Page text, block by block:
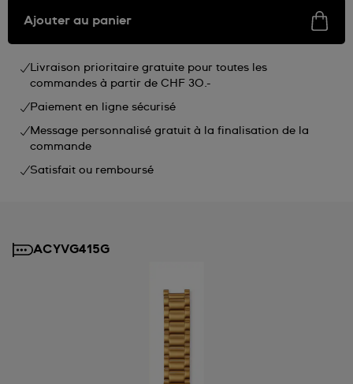
Ajouter au panier
Livraison prioritaire gratuite pour toutes les
commandes à partir de CHF 30.-
Paiement en ligne sécurisé
Message personnalisé gratuit à la finalisation de la
commande
Satisfait ou remboursé
ACYVG415G